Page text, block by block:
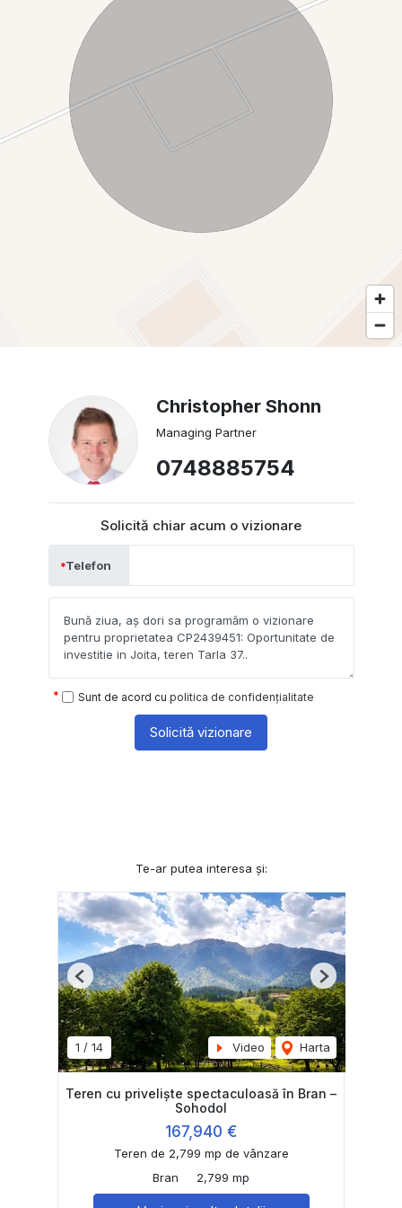
In acest moment terenurile sunt date in arenda.
O oportunitate prin localizarea strategica într-o zonă puternic
industrializată, aproape de centre logistice mari.
Teren ideal pentru hale, depozite, parcuri logistice sau spații
de producție.
Acesta este terenul potrivit pentru dezvoltatori imobiliari
interesați de construcția de hale, depozite sau parcuri
industriale. Investitori care caută terenuri în zone cu potențial
de creștere economică. Companii de logistică și distribuție
care au nevoie de spațiu pentru extindere. Producători și
antreprenori din domenii diverse (producție, depozitare,
Christopher Shonn
Managing Partner
0748885754
Solicită chiar acum o vizionare
Telefon
Sunt de acord cu politica de confidențialitate
Solicită vizionare
Te-ar putea interesa și:
1 / 14 Video Harta
Previous Next
Teren cu priveliște spectaculoasă în Bran –
Sohodol
167,940 €
Teren de 2,799 mp de vânzare
Bran
2,799 mp